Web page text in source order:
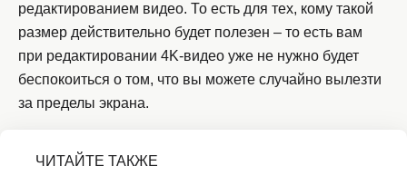
редактированием видео. То есть для тех, кому такой
размер действительно будет полезен – то есть вам
при редактировании 4K-видео уже не нужно будет
беспокоиться о том, что вы можете случайно вылезти
за пределы экрана.